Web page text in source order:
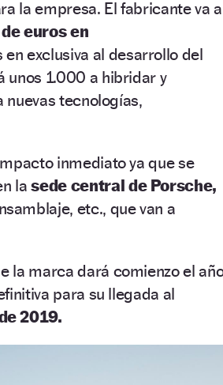
la empresa. El fabricante va a
euros en
exclusiva al desarrollo del
unos 1.000 a hibridar y
tecnologías,
inmediato ya que se
lasede central de Porsche,
etc., que van a
la marca dará comienzo el
para su llegada al
2019.